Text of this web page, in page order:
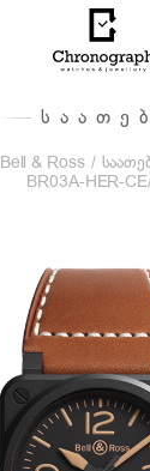
Bell & Ross /
BR03A-HER-